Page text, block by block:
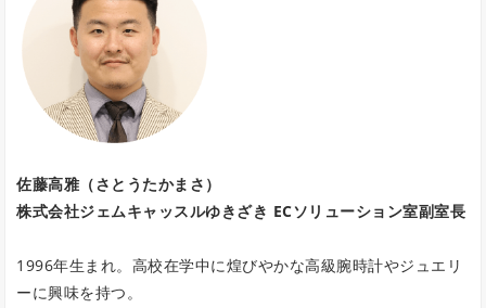
佐藤高雅（さとうたかまさ）
株式会社ジェムキャッスルゆきざき ECソリューション室副室長
1996年生まれ。高校在学中に煌びやかな高級腕時計やジュエリ
ーに興味を持つ。